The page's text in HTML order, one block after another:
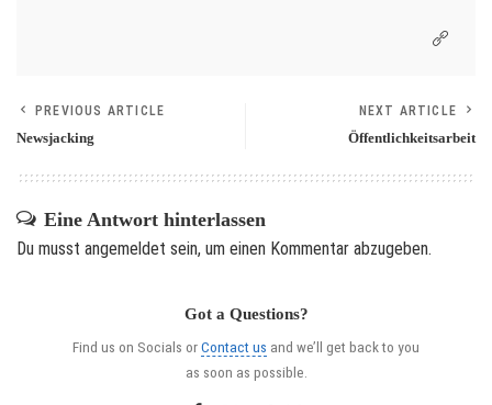
PREVIOUS ARTICLE
Newsjacking
NEXT ARTICLE
Öffentlichkeitsarbeit
Eine Antwort hinterlassen
Du musst angemeldet sein, um einen Kommentar abzugeben.
Got a Questions?
Find us on Socials orContact us and we’ll get back to you
as soon as possible.